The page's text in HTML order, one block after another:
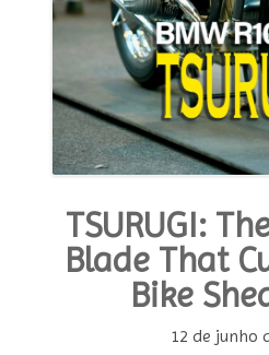
TSURUGI:
Blade That
Bike
12 de junho